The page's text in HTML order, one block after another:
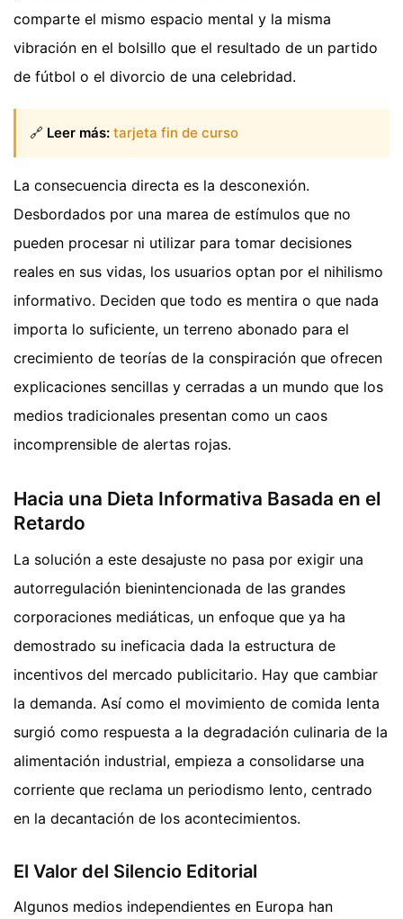
comparte el mismo espacio mental y la misma
vibración en el bolsillo que el resultado de un partido
de fútbol o el divorcio de una celebridad.
🔗 Leer más: tarjeta fin de curso
La consecuencia directa es la desconexión.
Desbordados por una marea de estímulos que no
pueden procesar ni utilizar para tomar decisiones
reales en sus vidas, los usuarios optan por el nihilismo
informativo. Deciden que todo es mentira o que nada
importa lo suficiente, un terreno abonado para el
crecimiento de teorías de la conspiración que ofrecen
explicaciones sencillas y cerradas a un mundo que los
medios tradicionales presentan como un caos
incomprensible de alertas rojas.
Hacia una Dieta Informativa Basada en el
Retardo
La solución a este desajuste no pasa por exigir una
autorregulación bienintencionada de las grandes
corporaciones mediáticas, un enfoque que ya ha
demostrado su ineficacia dada la estructura de
incentivos del mercado publicitario. Hay que cambiar
la demanda. Así como el movimiento de comida lenta
surgió como respuesta a la degradación culinaria de la
alimentación industrial, empieza a consolidarse una
corriente que reclama un periodismo lento, centrado
en la decantación de los acontecimientos.
El Valor del Silencio Editorial
Algunos medios independientes en Europa han